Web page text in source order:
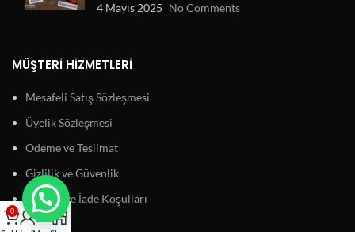
4 Mayıs 2025 No Comments
MÜŞTERI HIZMETLERI
Mesafeli Satış Sözleşmesi
Üyelik Sözleşmesi
Ödeme ve Teslimat
Gizlilik ve Güvenlik
Garanti ve İade Koşulları
0